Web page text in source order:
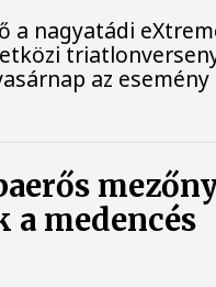
a nagyatádi
az esemény
a medencés